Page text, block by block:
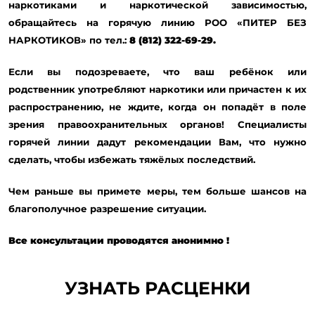
наркотиками и наркотической зависимостью,
обращайтесь на горячую линию РОО «ПИТЕР БЕЗ
НАРКОТИКОВ» по тел.: 8 (812) 322-69-29.
Если вы подозреваете, что ваш ребёнок или
родственник употребляют наркотики или причастен к их
распространению, не ждите, когда он попадёт в поле
зрения правоохранительных органов! Специалисты
горячей линии дадут рекомендации Вам, что нужно
сделать, чтобы избежать тяжёлых последствий.
Чем раньше вы примете меры, тем больше шансов на
благополучное разрешение ситуации.
Все консультации проводятся анонимно !
УЗНАТЬ РАСЦЕНКИ